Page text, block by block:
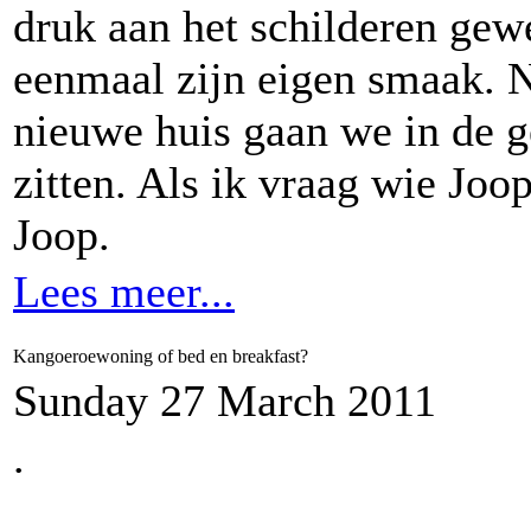
druk aan het schilderen
eenmaal zijn eigen smaak.
nieuwe huis gaan we in de
zitten. Als ik vraag wie
Joop.
Lees meer...
Kangoeroewoning of bed en breakfast?
Sunday 27 March 2011
.